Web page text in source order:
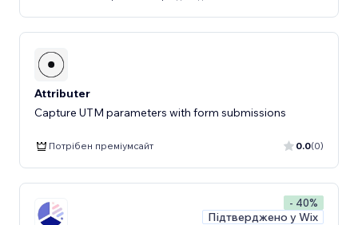
Attributer
Capture UTM parameters with form submissions
Потрібен преміумсайт 0.0(0)
- 40%
Підтверджено у Wix